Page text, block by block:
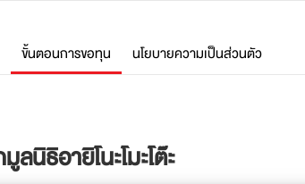
ขั้นตอนการขอทุน นโยบายความเป็นส่วนตัว
นิธิอายิโนะโมะโต๊ะ